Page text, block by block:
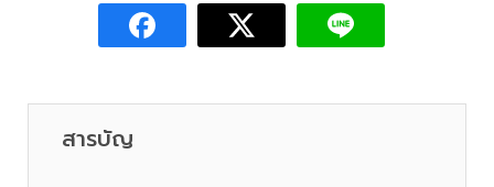
สารบัญ